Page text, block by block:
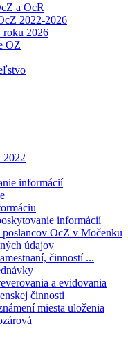
a OcR
2022-2026
roku 2026
OZ
2022
informácií
informácií
poslancov OcZ v Močenku
údajov
činností ...
a evidovania
činnosti
miesta uloženia